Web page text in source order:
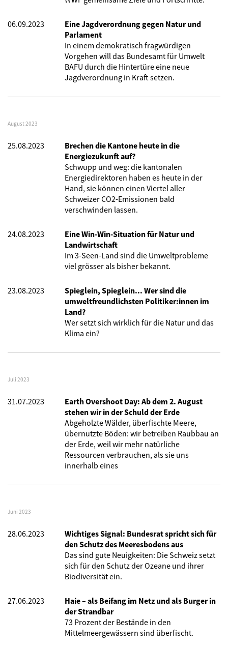
06.09.2023
Eine Jagdverordnung gegen Natur und
Parlament
In einem demokratisch fragwürdigen
Vorgehen will das Bundesamt für Umwelt
BAFU durch die Hintertüre eine neue
Jagdverordnung in Kraft setzen.
August 2023
25.08.2023
Brechen die Kantone heute in die
Energiezukunft auf?
Schwupp und weg: die kantonalen
Energiedirektoren haben es heute in der
Hand, sie können einen Viertel aller
Schweizer CO2-Emissionen bald
verschwinden lassen.
24.08.2023
Eine Win-Win-Situation für Natur und
Landwirtschaft
Im 3-Seen-Land sind die Umweltprobleme
viel grösser als bisher bekannt.
23.08.2023
Spieglein, Spieglein... Wer sind die
umweltfreundlichsten Politiker:innen im
Land?
Wer setzt sich wirklich für die Natur und das
Klima ein?
Juli 2023
31.07.2023
Earth Overshoot Day: Ab dem 2. August
stehen wir in der Schuld der Erde
Abgeholzte Wälder, überfischte Meere,
übernutzte Böden: wir betreiben Raubbau an
der Erde, weil wir mehr natürliche
Ressourcen verbrauchen, als sie uns
innerhalb eines
Juni 2023
28.06.2023
Wichtiges Signal: Bundesrat spricht sich für
den Schutz des Meeresbodens aus
Das sind gute Neuigkeiten: Die Schweiz setzt
sich für den Schutz der Ozeane und ihrer
Biodiversität ein.
27.06.2023
Haie – als Beifang im Netz und als Burger in
der Strandbar
73 Prozent der Bestände in den
Mittelmeergewässern sind überfischt.